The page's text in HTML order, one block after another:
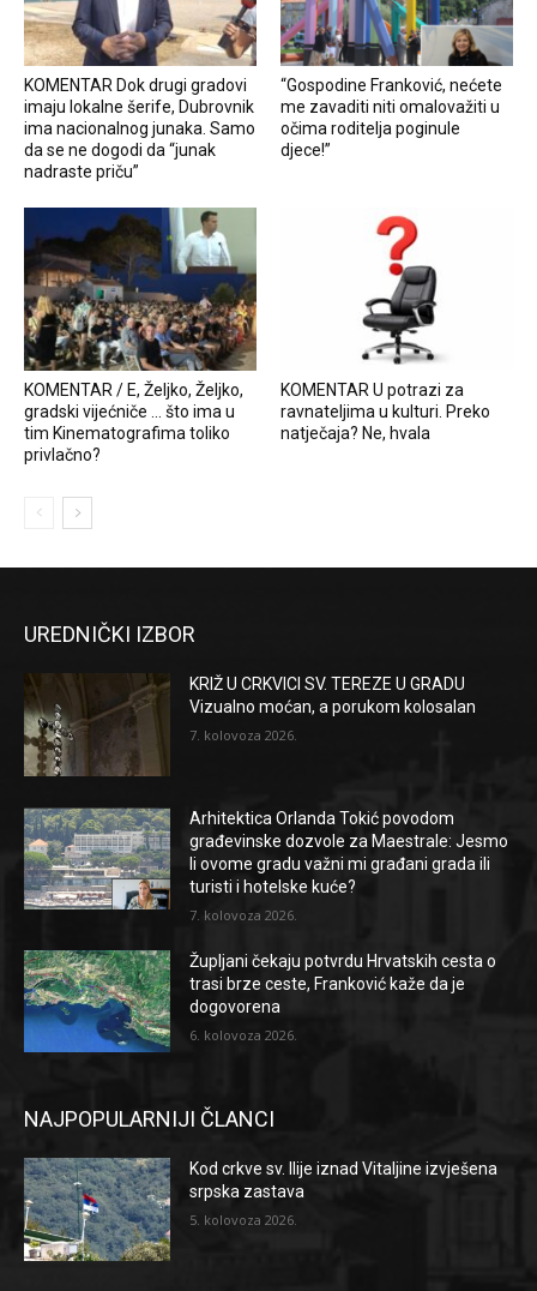
KOMENTAR Dok drugi gradovi
imaju lokalne šerife, Dubrovnik
ima nacionalnog junaka. Samo
da se ne dogodi da “junak
nadraste priču”
“Gospodine Franković, nećete
me zavaditi niti omalovažiti u
očima roditelja poginule
djece!”
KOMENTAR / E, Željko, Željko,
gradski vijećniče … što ima u
tim Kinematografima toliko
privlačno?
KOMENTAR U potrazi za
ravnateljima u kulturi. Preko
natječaja? Ne, hvala
UREDNIČKI IZBOR
KRIŽ U CRKVICI SV. TEREZE U GRADU
Vizualno moćan, a porukom kolosalan
7. kolovoza 2026.
Arhitektica Orlanda Tokić povodom
građevinske dozvole za Maestrale: Jesmo
li ovome gradu važni mi građani grada ili
turisti i hotelske kuće?
7. kolovoza 2026.
Župljani čekaju potvrdu Hrvatskih cesta o
trasi brze ceste, Franković kaže da je
dogovorena
6. kolovoza 2026.
NAJPOPULARNIJI ČLANCI
Kod crkve sv. Ilije iznad Vitaljine izvješena
srpska zastava
5. kolovoza 2026.